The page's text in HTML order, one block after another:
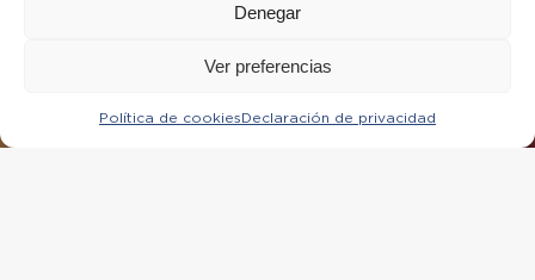
Denegar
Ver preferencias
Política de cookiesDeclaración de privacidad